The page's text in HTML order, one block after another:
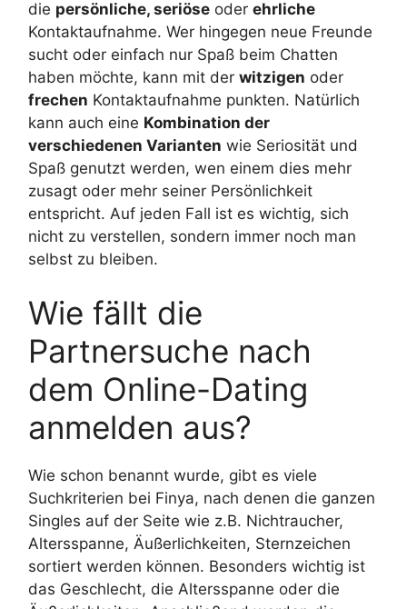
die persönliche, seriöse oder ehrliche
Kontaktaufnahme. Wer hingegen neue Freunde
sucht oder einfach nur Spaß beim Chatten
haben möchte, kann mit der witzigen oder
frechen Kontaktaufnahme punkten. Natürlich
kann auch eine Kombination der
verschiedenen Varianten wie Seriosität und
Spaß genutzt werden, wen einem dies mehr
zusagt oder mehr seiner Persönlichkeit
entspricht. Auf jeden Fall ist es wichtig, sich
nicht zu verstellen, sondern immer noch man
selbst zu bleiben.
Wie fällt die
Partnersuche nach
dem Online-Dating
anmelden aus?
Wie schon benannt wurde, gibt es viele
Suchkriterien bei Finya, nach denen die ganzen
Singles auf der Seite wie z.B. Nichtraucher,
Altersspanne, Äußerlichkeiten, Sternzeichen
sortiert werden können. Besonders wichtig ist
das Geschlecht, die Altersspanne oder die